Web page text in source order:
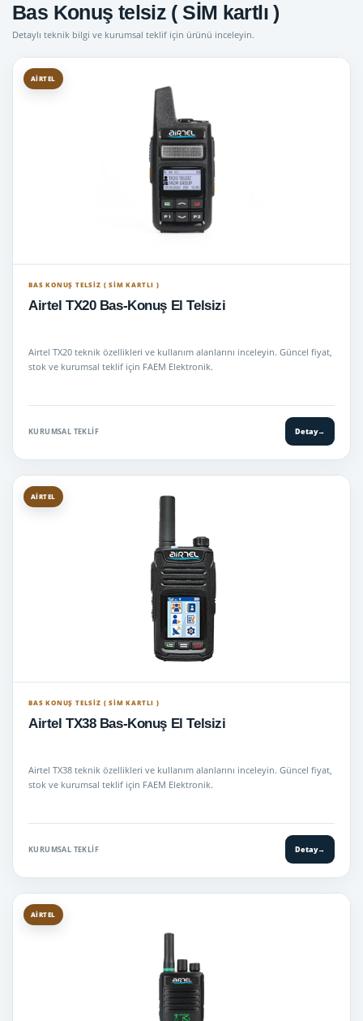
Mini Tepe Lambaları
Bas Konuş telsiz ( SİM kartlı )
Bas Konuş telsiz ( SİM kartlı )
Detaylı teknik bilgi ve kurumsal teklif için ürünü inceleyin.
AIRTEL
BAS KONUŞ TELSIZ ( SİM KARTLI )
Airtel TX20 Bas-Konuş El Telsizi
Airtel TX20 teknik özellikleri ve kullanım alanlarını inceleyin. Güncel fiyat,
stok ve kurumsal teklif için FAEM Elektronik.
KURUMSAL TEKLIF Detay→
AIRTEL
BAS KONUŞ TELSIZ ( SİM KARTLI )
Airtel TX38 Bas-Konuş El Telsizi
Airtel TX38 teknik özellikleri ve kullanım alanlarını inceleyin. Güncel fiyat,
stok ve kurumsal teklif için FAEM Elektronik.
KURUMSAL TEKLIF Detay→
AIRTEL